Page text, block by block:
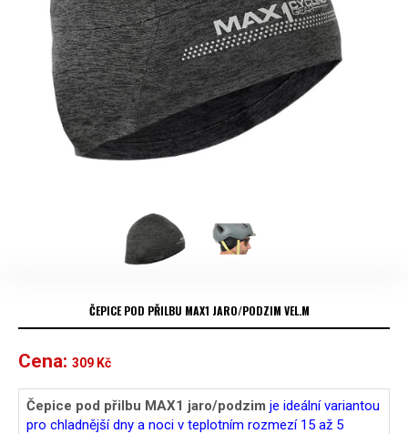
ČEPICE POD PŘILBU MAX1 JARO/PODZIM VEL.M
Cena: 309 Kč
Čepice pod přilbu MAX1 jaro/podzim je ideální variantou
pro chladnější dny a noci v teplotním rozmezí 15 až 5